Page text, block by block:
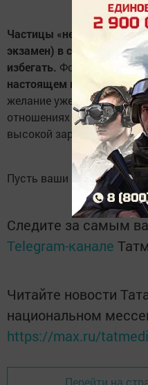
Частицы «не» (не хочу
экзамен) в своих
избегать. Формулируйте
настоящем времени от
желание уже
отношениях с любимым
высокой зарплатой.
Пусть ваши мечты
Следите за самым
Telegram-канале
Читайте новости
национальном
https://max.ru/
Перейти на